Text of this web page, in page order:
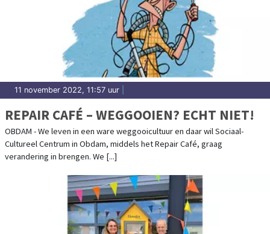
11 november 2022, 11:57 uur
REPAIR CAFÉ – WEGGOOIEN? ECHT NIET!
OBDAM - We leven in een ware weggooicultuur en daar wil Sociaal-
Cultureel Centrum in Obdam, middels het Repair Café, graag
verandering in brengen. We [...]